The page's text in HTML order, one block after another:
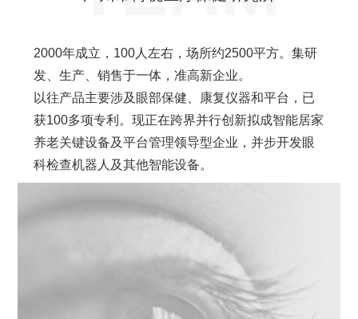
2000年成立，100人左右，场所约2500平方。集研
发、生产、销售于一体，准高新企业。
以往产品主要涉及眼部保健、康复仪器和平台，已
获100多项专利。现正在跨界并行创新拟成智能居家
养老关键设备及平台管理领导型企业，并步开发眼
科检查机器人及其他智能设备。